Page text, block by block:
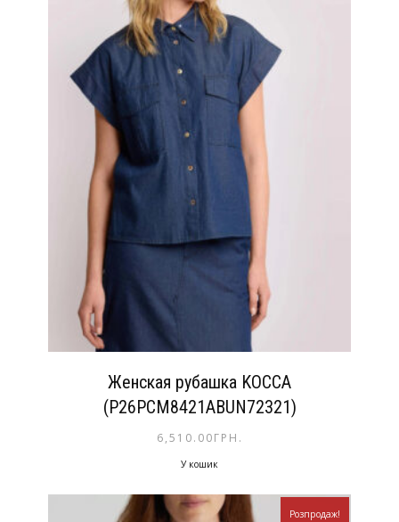
Женская рубашка KOCCA
(P26PCM8421ABUN72321)
6,510.00ГРН.
У кошик
Розпродаж!